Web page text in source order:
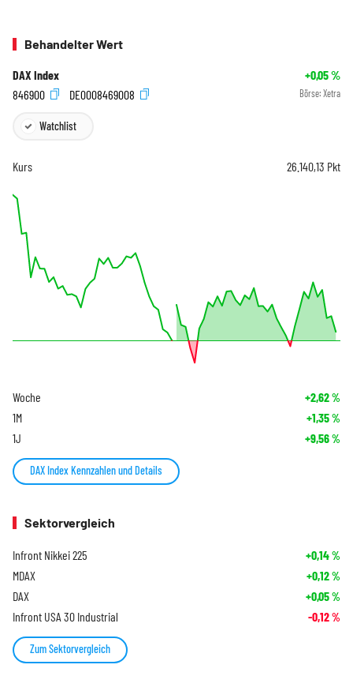
Behandelter Wert
DAX Index +0,05%
846900
DE0008469008 Börse: Xetra
Watchlist
Kurs 26.140,13 Pkt
Woche +2,62%
1M +1,35%
1J +9,56%
DAX Index Kennzahlen und Details
Sektorvergleich
Infront Nikkei 225 +0,14%
MDAX +0,12%
DAX +0,05%
Infront USA 30 Industrial -0,12%
Zum Sektorvergleich